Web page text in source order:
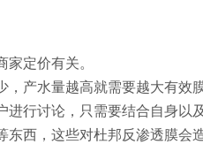
定价有关。
产水量越高就需要越大有效
行讨论，只需要结合自身以
西，这些对杜邦反渗透膜会